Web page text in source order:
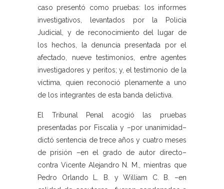
caso presentó como pruebas: los informes
investigativos, levantados por la Policía
Judicial, y de reconocimiento del lugar de
los hechos, la denuncia presentada por el
afectado, nueve testimonios, entre agentes
investigadores y peritos; y, el testimonio de la
víctima, quien reconoció plenamente a uno
de los integrantes de esta banda delictiva.
El Tribunal Penal acogió las pruebas
presentadas por Fiscalía y –por unanimidad–
dictó sentencia de trece años y cuatro meses
de prisión –en el grado de autor directo–
contra Vicente Alejandro N. M., mientras que
Pedro Orlando L. B. y William C. B. –en